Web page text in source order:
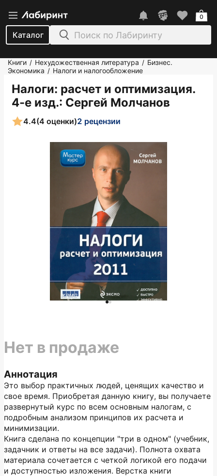
Каталог
0
Книги / Нехудожественная литература / Бизнес.
Экономика / Налоги и налогообложение
Налоги: расчет и оптимизация.
4-е изд.: Сергей Молчанов
4.4(4 оценки)2 рецензии
Аннотация
Это выбор практичных людей, ценящих качество и
свое время. Приобретая данную книгу, вы получаете
развернутый курс по всем основным налогам, с
подробным анализом принципов их расчета и
минимизации.
Книга сделана по концепции "три в одном" (учебник,
задачник и ответы на все задачи). Полнота охвата
материала сочетается с четкой логикой его подачи
и доступностью изложения. Верстка книги
Нет в продаже